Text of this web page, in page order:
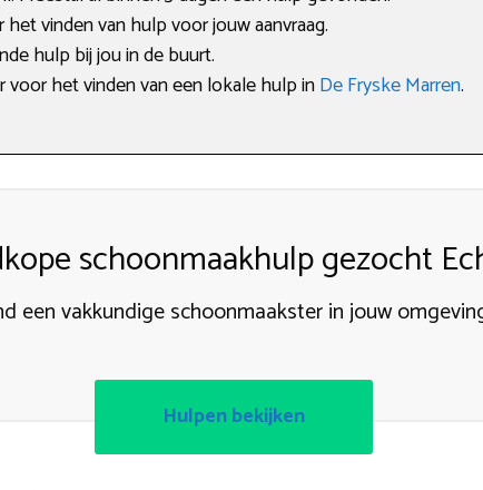
vinden van hulp voor jouw aanvraag.
hulp bij jou in de buurt.
voor het vinden van een lokale hulp inDe Fryske Marren.
schoonmaakhulp gezocht
een vakkundige schoonmaakster in jouw
Hulpen bekijken